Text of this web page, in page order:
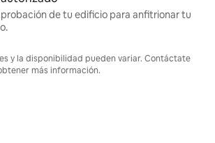
de tu edificio para anfitrionar tu
y la disponibilidad pueden variar. Contáctate
más información.